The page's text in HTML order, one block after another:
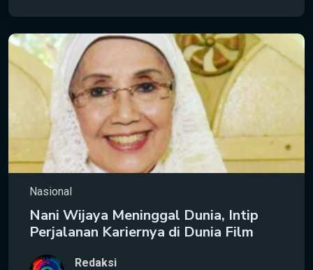
Nasional
Nani Wijaya Meninggal Dunia, Intip
Perjalanan Kariernya di Dunia Film
Redaksi